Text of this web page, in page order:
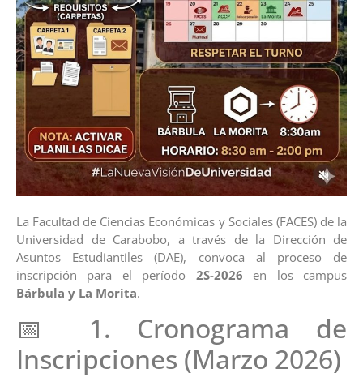
La Facultad de Ciencias Económicas y Sociales (FACES) de la
Universidad de Carabobo, a través de la Dirección de
Asuntos Estudiantiles (DAE), convoca al proceso de
inscripción para el período 2S-2026 en los campus
Bárbula y La Morita.
📅 1. Cronograma de
Inscripciones (Marzo 2026)